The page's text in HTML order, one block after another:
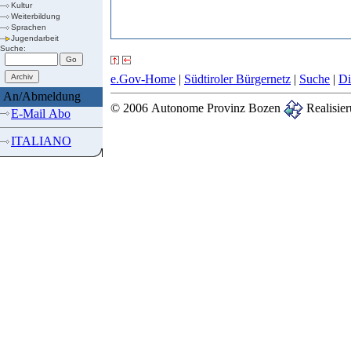
Kultur
Weiterbildung
Sprachen
Jugendarbeit
Suche:
An/Abmeldung
E-Mail Abo
ITALIANO
e.Gov-Home | Südtiroler Bürgernetz | Suche |
© 2006 Autonome Provinz Bozen